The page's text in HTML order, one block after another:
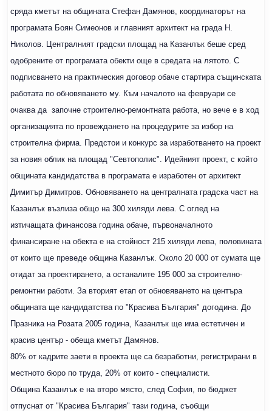
сряда кметът на общината Стефан Дамянов, координаторът на
програмата Боян Симеонов и главният архитект на града Н.
Николов. Централният градски площад на Казанлък беше сред
одобрените от програмата обекти още в средата на лятото. С
подписването на практическия договор обаче стартира същинската
работата по обновяването му. Към началото на февруари се
очаква да започне строително-ремонтната работа, но вече е в ход
организацията по провеждането на процедурите за избор на
строителна фирма. Предстои и конкурс за изработването на проект
за новия облик на площад "Севтополис". Идейният проект, с който
общината кандидатства в програмата е изработен от архитект
Димитър Димитров. Обновяването на централната градска част на
Казанлък възлиза общо на 300 хиляди лева. С оглед на
изтичащата финансова година обаче, първоначалното
финансиране на обекта е на стойност 215 хиляди лева, половината
от които ще преведе община Казанлък. Около 20 000 от сумата ще
отидат за проектирането, а останалите 195 000 за строително-
ремонтни работи. За вторият етап от обновяването на центъра
общината ще кандидатства по "Красива България" догодина. До
Празника на Розата 2005 година, Казанлък ще има естетичен и
красив център - обеща кметът Дамянов.
80% от кадрите заети в проекта ще са безработни, регистрирани в
местното бюро по труда, 20% от които - специалисти.
Община Казанлък е на второ място, след София, по бюджет
отпуснат от "Красива България" тази година, съобщи